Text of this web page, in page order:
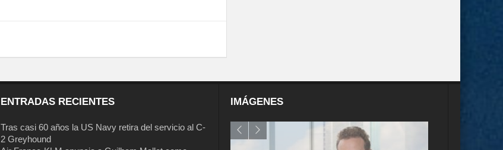
ENTRADAS RECIENTES
Tras casi 60 años la US Navy retira del servicio al C-
2 Greyhound
IMÁGENES